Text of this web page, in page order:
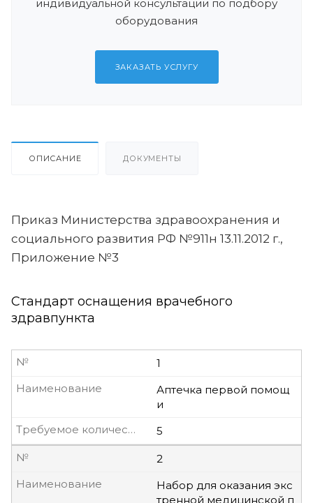
индивидуальной консультации по подбору
оборудования
ЗАКАЗАТЬ УСЛУГУ
ОПИСАНИЕ ДОКУМЕНТЫ
Приказ Министерства здравоохранения и
социального развития РФ №911н 13.11.2012 г.,
Приложение №3
Стандарт оснащения врачебного
здравпункта
1
№
Аптечка первой помощ
и
Наименование
5
Требуемое количество, шт
2
№
Набор для оказания экс
тренной медицинской п
Наименование